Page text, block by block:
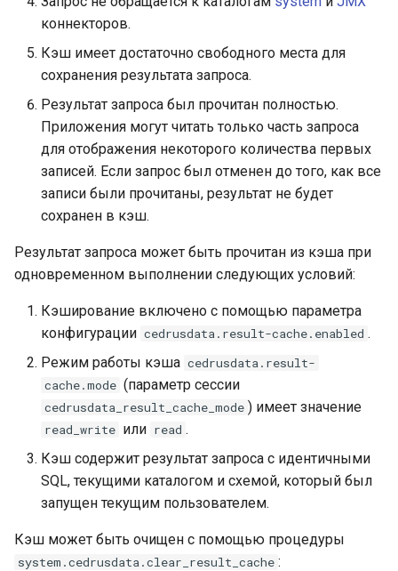
коннекторов.
Кэш имеет достаточно свободного места для
сохранения результата запроса.
Результат запроса был прочитан полностью.
Приложения могут читать только часть запроса
для отображения некоторого количества первых
записей. Если запрос был отменен до того, как все
записи были прочитаны, результат не будет
сохранен в кэш.
Результат запроса может быть прочитан из кэша при
одновременном выполнении следующих условий:
Кэширование включено с помощью параметра
конфигурации cedrusdata.result-cache.enabled .
Режим работы кэша cedrusdata.result-
cache.mode (параметр сессии
cedrusdata_result_cache_mode ) имеет значение
read_write или read .
Кэш содержит результат запроса с идентичными
SQL, текущими каталогом и схемой, который был
запущен текущим пользователем.
Кэш может быть очищен с помощью процедуры
system.cedrusdata.clear_result_cache :